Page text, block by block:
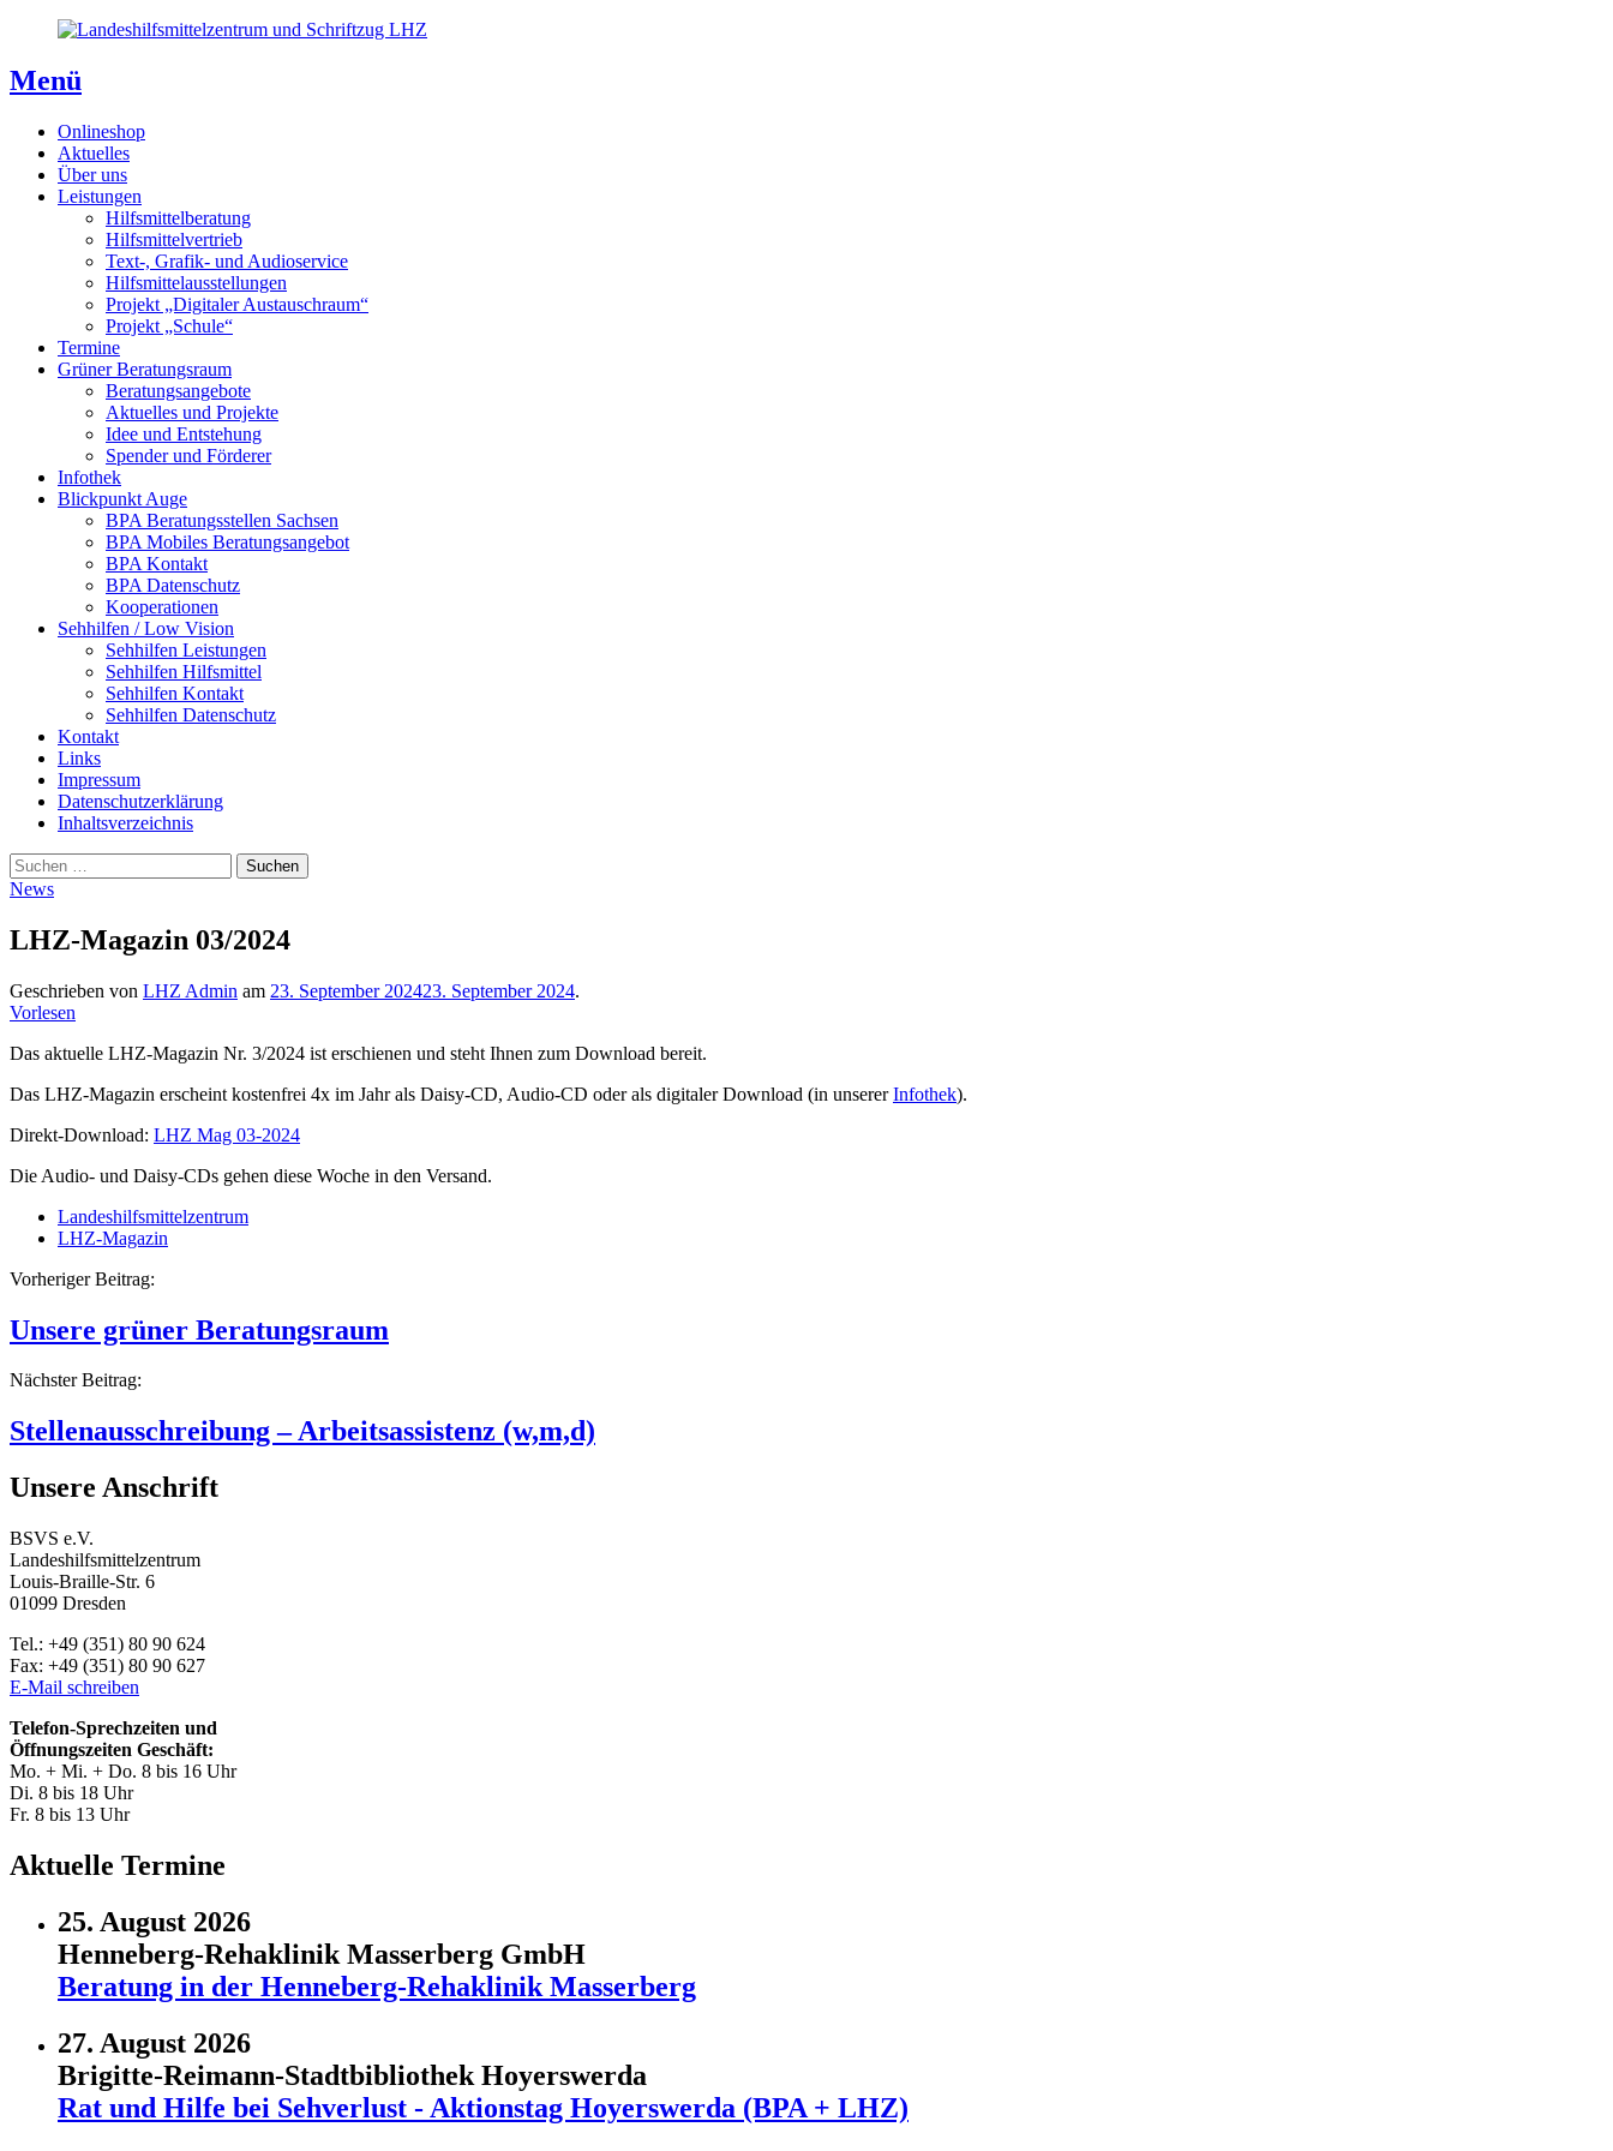
Inhaltsverzeichnis
Kontaktseite
Inhalt
Menü
Onlineshop
Aktuelles
Über uns
Leistungen
Hilfsmittelberatung
Hilfsmittelvertrieb
Text-, Grafik- und Audioservice
Hilfsmittelausstellungen
Projekt „Digitaler Austauschraum“
Projekt „Schule“
Termine
Grüner Beratungsraum
Beratungsangebote
Aktuelles und Projekte
Idee und Entstehung
Spender und Förderer
Infothek
Blickpunkt Auge
BPA Beratungsstellen Sachsen
BPA Mobiles Beratungsangebot
BPA Kontakt
BPA Datenschutz
Kooperationen
Sehhilfen / Low Vision
Sehhilfen Leistungen
Sehhilfen Hilfsmittel
Sehhilfen Kontakt
Sehhilfen Datenschutz
Kontakt
Links
Impressum
Datenschutzerklärung
Inhaltsverzeichnis
Suche
Suchen
nach:
News
LHZ-Magazin 03/2024
Geschrieben von LHZ Admin am 23. September 202423. September 2024.
Vorlesen
Das aktuelle LHZ-Magazin Nr. 3/2024 ist erschienen und steht Ihnen zum Download bereit.
Das LHZ-Magazin erscheint kostenfrei 4x im Jahr als Daisy-CD, Audio-CD oder als digitaler Download (in unsererInfothek).
Direkt-Download: LHZ Mag 03-2024
Die Audio- und Daisy-CDs gehen diese Woche in den Versand.
Landeshilfsmittelzentrum
LHZ-Magazin
Beitragsnavigation
Vorheriger Beitrag:
Unsere grüner Beratungsraum
Nächster Beitrag:
Stellenausschreibung – Arbeitsassistenz (w,m,d)
Unsere Anschrift
BSVS e.V.
Landeshilfsmittelzentrum
Louis-Braille-Str. 6
01099 Dresden
Tel.: +49 (351) 80 90 624
Fax: +49 (351) 80 90 627
E-Mail schreiben
Telefon-Sprechzeiten und
Öffnungszeiten Geschäft:
Mo. + Mi. + Do. 8 bis 16 Uhr
Di. 8 bis 18 Uhr
Fr. 8 bis 13 Uhr
Aktuelle Termine
25. August 2026
Henneberg-Rehaklinik Masserberg GmbH
Beratung in der Henneberg-Rehaklinik Masserberg
27. August 2026
Brigitte-Reimann-Stadtbibliothek Hoyerswerda
Rat und Hilfe bei Sehverlust - Aktionstag Hoyerswerda (BPA + LHZ)